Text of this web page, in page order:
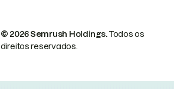
© 2026 Semrush Holdings.Todos os
direitos reservados.